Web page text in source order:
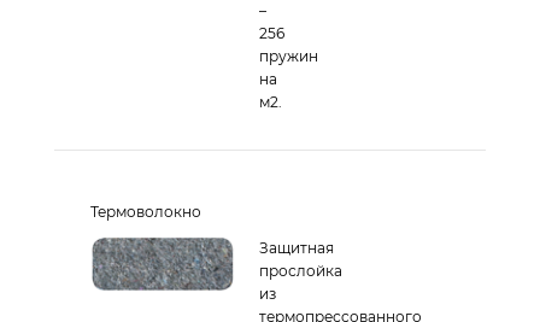
–
256
пружин
на
м2.
Термоволокно
Защитная
прослойка
из
термопресcованного